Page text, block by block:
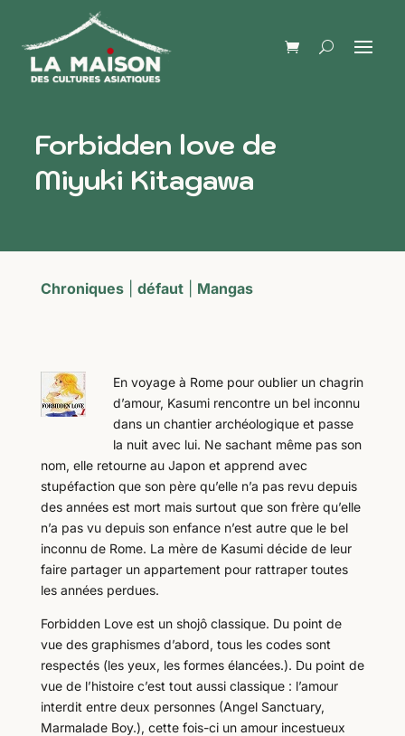
Forbidden love de
Miyuki Kitagawa
Chroniques| défaut| Mangas
En voyage à Rome pour oublier un chagrin
d’amour, Kasumi rencontre un bel inconnu
dans un chantier archéologique et passe
la nuit avec lui. Ne sachant même pas son
nom, elle retourne au Japon et apprend avec
stupéfaction que son père qu’elle n’a pas revu depuis
des années est mort mais surtout que son frère qu’elle
n’a pas vu depuis son enfance n’est autre que le bel
inconnu de Rome. La mère de Kasumi décide de leur
faire partager un appartement pour rattraper toutes
les années perdues.
Forbidden Love est un shojô classique. Du point de
vue des graphismes d’abord, tous les codes sont
respectés (les yeux, les formes élancées.). Du point de
vue de l’histoire c’est tout aussi classique : l’amour
interdit entre deux personnes (Angel Sanctuary,
Marmalade Boy.), cette fois-ci un amour incestueux